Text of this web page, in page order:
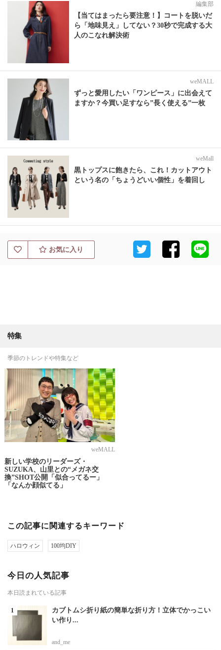
編集部
【当てはまったら要注意！】コートを脱いだ
ら「地味見え」してない？30秒で完成する大
人のこなれ解決術
weMALL
ずっと愛用したい「ワンピース」に出会えて
ますか？今買い足すなら”長く使える”一枚
weMall
黒トップスに飽きたら、これ！カットアウト
という名の「ちょうどいい個性」を着回し
お気に入り
特集
季節のトレンドや特集など
weMALL
新しい学校のリーダーズ・
SUZUKA、山里との“メガネ交
換”SHOT公開「似合ってるー」
「なんか顔似てる」
この記事に関連するキーワード
ハロウィン 100均DIY
今日の人気記事
本日読まれている記事
カブトムシ折り紙の簡単な折り方！立体でかっこい
い作り...
and_me